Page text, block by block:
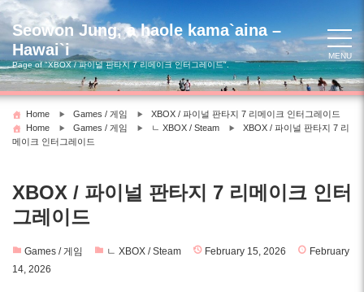
Skip
to
content
Seowon Jung, a haole kama`aina –
Hawai`i
Page of "XBOX / 파이널 판타지 7 리메이크 인터그레이드".
MENU
Home Games / 게임
XBOX / 파이널 판타지 7 리메이크 인터그레이드
Home
Games / 게임 ㄴ XBOX / Steam
XBOX / 파이널 판타지 7 리
메이크 인터그레이드
XBOX / 파이널 판타지 7 리메이크 인터
그레이드
Games / 게임 ㄴ XBOX / Steam February 15, 2026
February
14, 2026